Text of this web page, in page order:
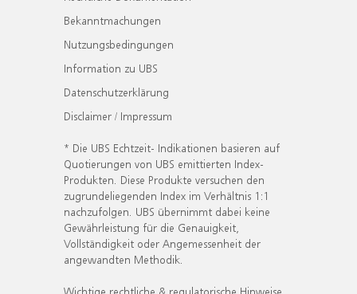
Bekanntmachungen
Nutzungsbedingungen
Information zu UBS
Datenschutzerklärung
Disclaimer / Impressum
* Die UBS Echtzeit- Indikationen basieren auf
Quotierungen von UBS emittierten Index-
Produkten. Diese Produkte versuchen den
zugrundeliegenden Index im Verhältnis 1:1
nachzufolgen. UBS übernimmt dabei keine
Gewährleistung für die Genauigkeit,
Vollständigkeit oder Angemessenheit der
angewandten Methodik.